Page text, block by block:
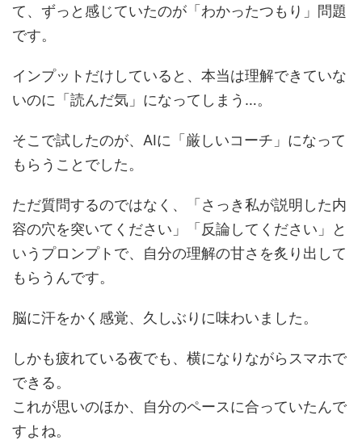
て、ずっと感じていたのが「わかったつもり」問題
です。
インプットだけしていると、本当は理解できていな
いのに「読んだ気」になってしまう…。
そこで試したのが、AIに「厳しいコーチ」になって
もらうことでした。
ただ質問するのではなく、「さっき私が説明した内
容の穴を突いてください」「反論してください」と
いうプロンプトで、自分の理解の甘さを炙り出して
もらうんです。
脳に汗をかく感覚、久しぶりに味わいました。
しかも疲れている夜でも、横になりながらスマホで
できる。
これが思いのほか、自分のペースに合っていたんで
すよね。